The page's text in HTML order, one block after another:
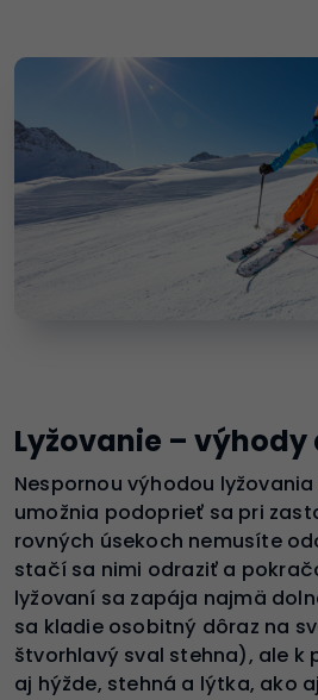
Lyžovanie –
Nespornou výhodou
umožnia podoprieť sa pri
rovných úsekoch nemusíte
stačí sa nimi odraziť a
lyžovaní sa zapája najmä
sa kladie osobitný dôraz na
štvorhlavý sval stehna), ale k
aj hýžde, stehná a lýtka, ako